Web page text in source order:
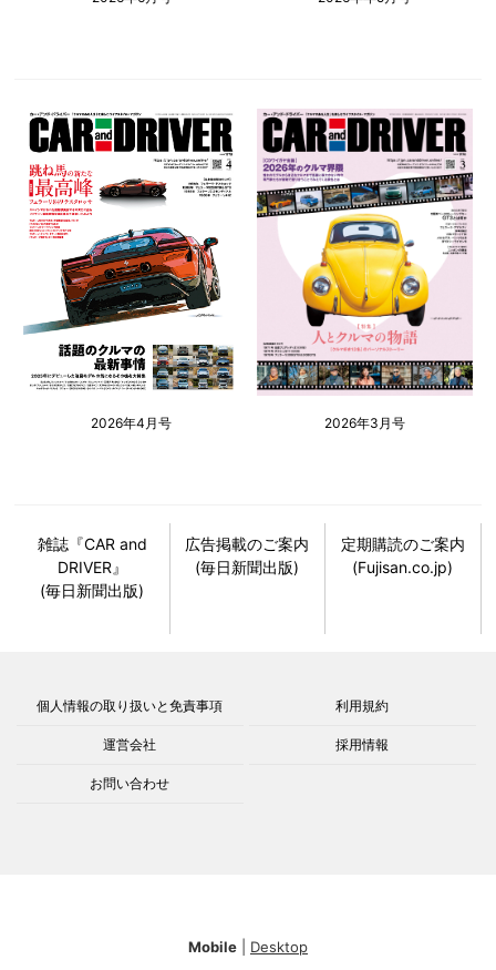
2026年4月号 2026年3月号
雑誌『CAR and
DRIVER』
(毎日新聞出版)
広告掲載のご案内
(毎日新聞出版)
定期購読のご案内
(Fujisan.co.jp)
個人情報の取り扱いと免責事項 利用規約
運営会社 採用情報
お問い合わせ
Mobile Desktop